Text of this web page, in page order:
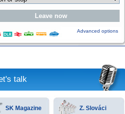
Advanced options
talk
SK Magazine Z. Slováci